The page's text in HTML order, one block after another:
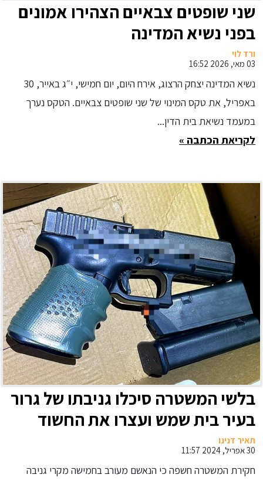
שני שופטים צבאיים הצהירו אמונים
בפני נשיא המדינה
ורד לוי
03 מאי, 2026 16:52
נשיא המדינה יצחק הרצוג, אירח היום, יום חמישי, י״ג באייר, 30
באפריל, את טקס המינוי של שני שופטים צבאיים. הטקס נערך
במעמד נשיאת בית הדין...
לקריאת הכתבה »
בלשי המשטרה סיכלו גניבתו של גרור
בעיר בית שמש ועצרו את החשוד
במעשה
תאיר דנינו
30 אפריל, 2024 11:57
חקירת המשטרה חשפה כי הנאשם מעורב בחמישה מקרי גניבה